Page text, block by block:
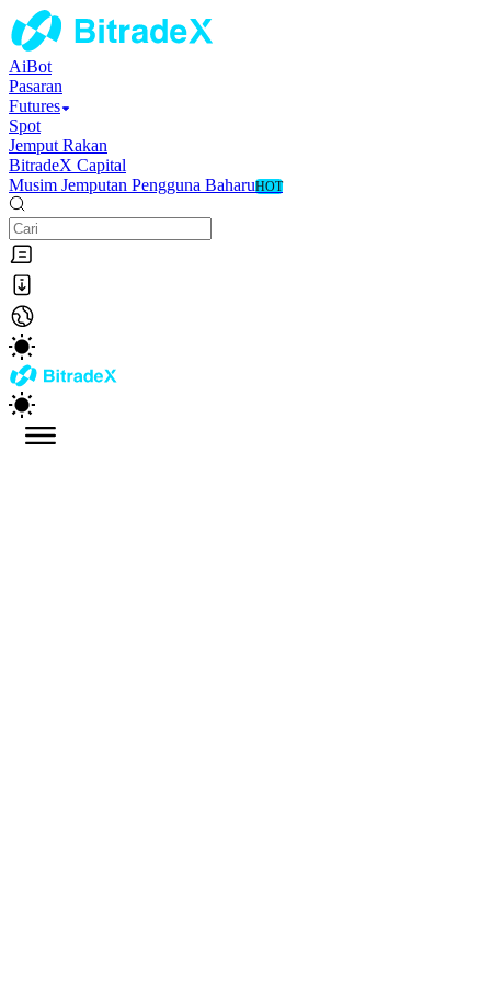
AiBot
Pasaran
Futures
Spot
Jemput Rakan
BitradeX Capital
Musim Jemputan Pengguna BaharuHOT